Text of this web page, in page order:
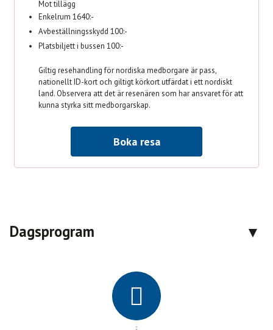
Mot tillägg
Enkelrum 1640:-
Avbeställningsskydd 100:-
Platsbiljett i bussen 100:-
Giltig resehandling för nordiska medborgare är pass,
nationellt ID-kort och giltigt körkort utfärdat i ett nordiskt
land. Observera att det är resenären som har ansvaret för att
kunna styrka sitt medborgarskap.
Boka resa
Dagsprogram